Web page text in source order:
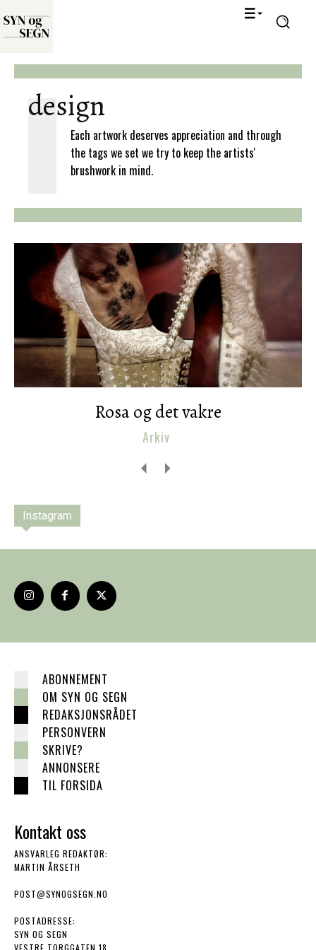
design
Each artwork deserves appreciation and through
the tags we set we try to keep the artists'
brushwork in mind.
Rosa og det vakre
Arkiv
Instagram
ABONNEMENT
OM SYN OG SEGN
REDAKSJONSRÅDET
PERSONVERN
SKRIVE?
ANNONSERE
TIL FORSIDA
Kontakt oss
ANSVARLEG REDAKTØR:
MARTIN ÅRSETH
POST@SYNOGSEGN.NO
POSTADRESSE:
SYN OG SEGN
VESTRE TORGGATEN 18